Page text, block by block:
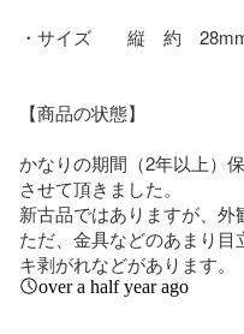
・サイズ　　縦　約　
【商品の状態】
かなりの期間（2年以上）
させて頂きました。
新古品ではありますが、外
ただ、金具などのあまり
キ剥がれなどがあります。
over a half year ago